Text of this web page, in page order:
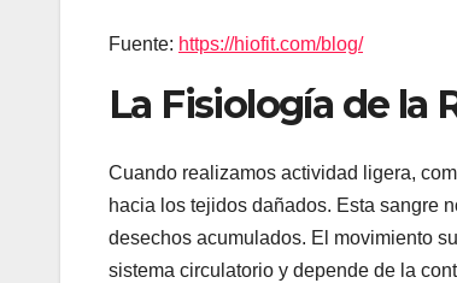
Fuente: https://hiofit.com/blog/
La Fisiología de la
Cuando realizamos actividad ligera,
hacia los tejidos dañados. Esta sangre
desechos acumulados. El movimiento
sistema circulatorio y depende de la